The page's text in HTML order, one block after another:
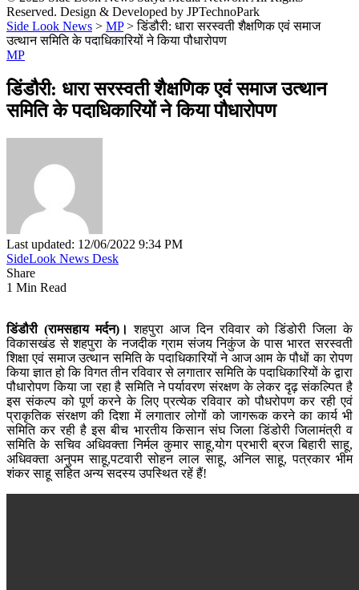
Reserved. Design & Developed by JPTechnoPark
Side Look News > MP>डिंडौरी: धारा सरस्वती शैक्षणिक एवं समाज
उत्थान समिति के पदाधिकारियों ने किया पौधारोपण
MP
डिंडौरी: धारा सरस्वती शैक्षणिक एवं समाज उत्थान
समिति के पदाधिकारियों ने किया पौधारोपण
Last updated: 12/06/2022 9:34 PM
SideLook News Desk
Share
1 Min Read
डिंडौरी (रामसहाय मर्दन)। शहपुरा आज दिन रविवार को डिंडोरी जिला के
विकासखंड से शहपुरा के नजदीक ग्राम संजय निकुंज के पास भारत सरस्वती
शिक्षा एवं समाज उत्थान समिति के पदाधिकारियों ने आज आम के पौधों का रोपण
किया ज्ञात हो कि विगत तीन रविवार से लगातार समिति के पदाधिकारियों के द्वारा
पौधारोपण किया जा रहा है समिति ने पर्यावरण संरक्षण के लेकर दृढ़ संकल्पित है
इस संकल्प को पूर्ण करने के लिए प्रत्येक रविवार को पौधरोपण कर रही एवं
प्राकृतिक संरक्षण की दिशा में लगातार लोगों को जागरूक करने का कार्य भी
समिति कर रही है इस बीच भारतीय किसान संघ जिला डिंडोरी जिलामंत्री व
समिति के सचिव अधिवक्ता निर्मल कुमार साहू,योग प्रभारी ब्रज बिहारी साहू,
अधिवक्ता अनुपम साहू,पटवारी सोहन लाल साहू, अनिल साहू, पत्रकार भीम
शंकर साहू सहित अन्य सदस्य उपस्थित रहें हैं!